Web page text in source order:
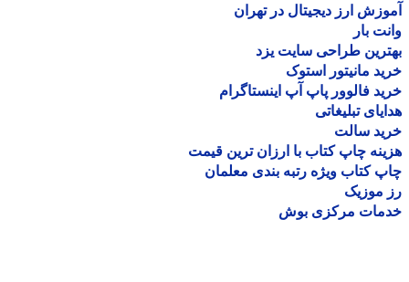
ارز دیجیتال در تهران
بار
طراحی سایت یزد
مانیتور استوک
فالوور پاپ آپ اینستاگرام
تبلیغاتی
سالت
چاپ کتاب با ارزان ترین قیمت
کتاب ویژه رتبه بندی معلمان
موزیک
مرکزی بوش